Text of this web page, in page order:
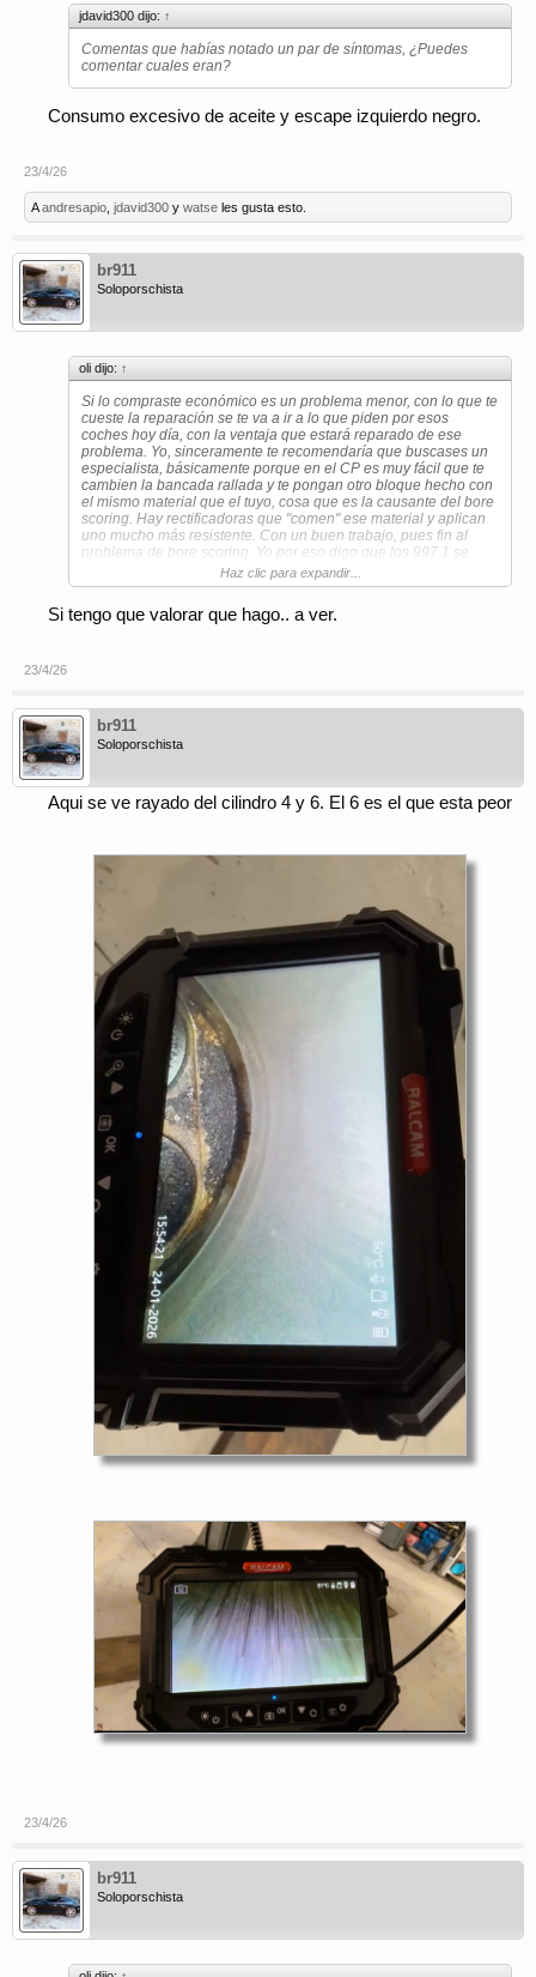
jdavid300 dijo: ↑
Comentas que habías notado un par de síntomas, ¿Puedes
comentar cuales eran?
Consumo excesivo de aceite y escape izquierdo negro.
23/4/26
Aandresapio jdavid300 y watse les gusta esto.
br911
Soloporschista
oli dijo: ↑
Si lo compraste económico es un problema menor, con lo que te
cueste la reparación se te va a ir a lo que piden por esos
coches hoy día, con la ventaja que estará reparado de ese
problema. Yo, sinceramente te recomendaría que buscases un
especialista, básicamente porque en el CP es muy fácil que te
cambien la bancada rallada y te pongan otro bloque hecho con
el mismo material que el tuyo, cosa que es la causante del bore
scoring. Hay rectificadoras que "comen" ese material y aplican
uno mucho más resistente. Con un buen trabajo, pues fin al
problema de bore scoring. Yo por eso digo que los 997.1 se
deben de comprar muy baratos o saltar al .2, porque tiene dos
problemas no resueltos que son muy caros (bore scoring) y
que rezar que no te pase (básicamente como con el bore
va a costar la reparación, más poco más ya te metes en un
997.2 o un 991.
Haz clic para expandir...
Si tengo que valorar que hago.. a ver.
23/4/26
br911
Soloporschista
Aqui se ve rayado del cilindro 4 y 6. El 6 es el que esta peor
23/4/26
br911
Soloporschista